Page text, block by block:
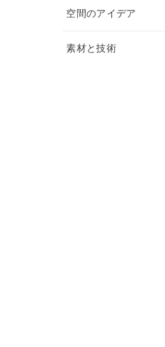
空間のアイデア
素材と技術